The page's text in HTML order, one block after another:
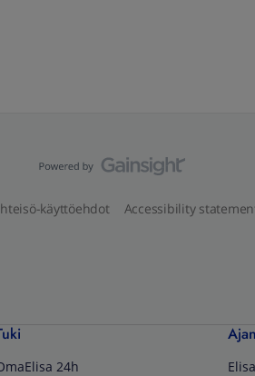
käyttöehdot Accessibility
24h